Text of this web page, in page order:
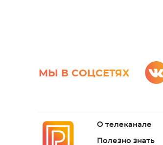
МЫ В СОЦСЕТЯХ
О телеканале
Полезно знать